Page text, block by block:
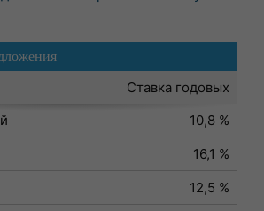
Ставка годовых
10,8 %
16,1 %
12,5 %